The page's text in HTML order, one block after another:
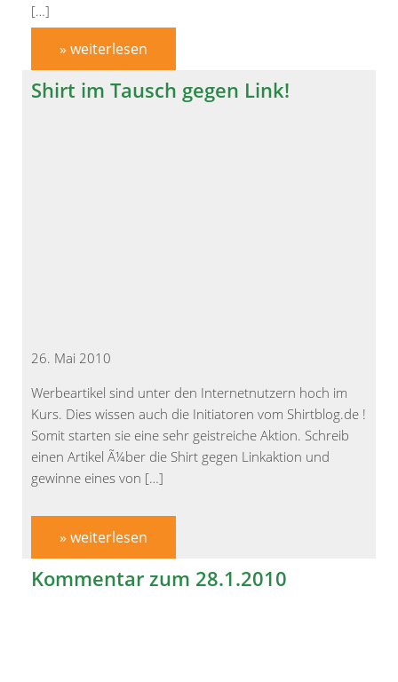
[…]
» weiterlesen
Shirt im Tausch gegen Link!
26. Mai 2010
Werbeartikel sind unter den Internetnutzern hoch im
Kurs. Dies wissen auch die Initiatoren vom Shirtblog.de !
Somit starten sie eine sehr geistreiche Aktion. Schreib
einen Artikel Ã¼ber die Shirt gegen Linkaktion und
gewinne eines von […]
» weiterlesen
Kommentar zum 28.1.2010